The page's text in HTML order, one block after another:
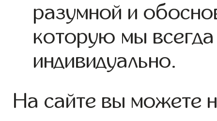
разумной и
которую мы
индивидуально.
На сайте вы можете